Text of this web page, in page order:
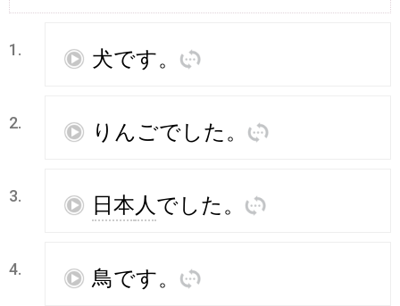
1. 再 犬です。 訳
2. 再 りんごでした 。 訳
3. 再 日本 人 でした 。 訳
4. 再 鳥です。 訳